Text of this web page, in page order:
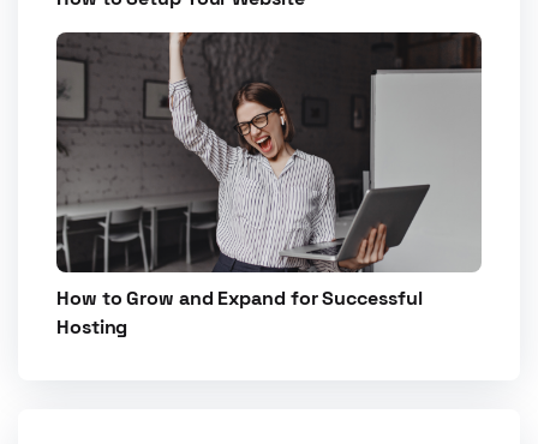
How to Grow and Expand for Successful
Hosting